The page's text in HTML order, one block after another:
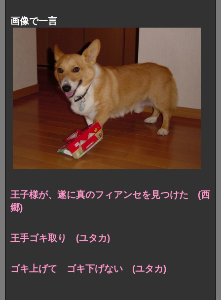
画像で一言
王子様が、遂に真のフィアンセを見つけた (西
郷)
王手ゴキ取り (ユタカ)
ゴキ上げて ゴキ下げない (ユタカ)